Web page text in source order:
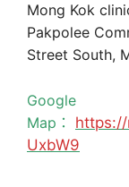
Mong Kok
Pakpolee
Street South,
Google
Map： https://
UxbW9